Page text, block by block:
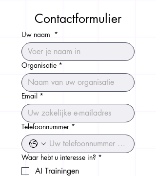
Contactformulier
Uw naam *
Organisatie *
Email *
Telefoonnummer *
Waar hebt u interesse in? *
AI Trainingen